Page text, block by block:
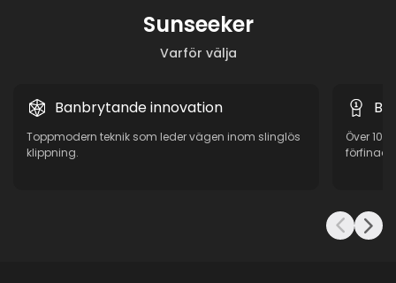
Varför välja
Sunseeker
Banbrytande innovation
Toppmodern teknik som leder vägen inom slinglös
klippning.
Över 10
förfinad